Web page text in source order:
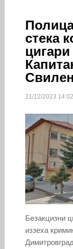
стека
21/12/2023 14:02
Безакцизни
иззеха